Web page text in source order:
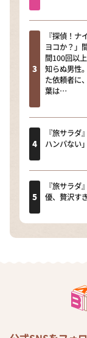
『探偵！ナ
ヨコか？」
間100回以
知らぬ男性
た依頼者に
葉は…
『旅サラ
ハンパない
『旅サラ
優、贅沢す